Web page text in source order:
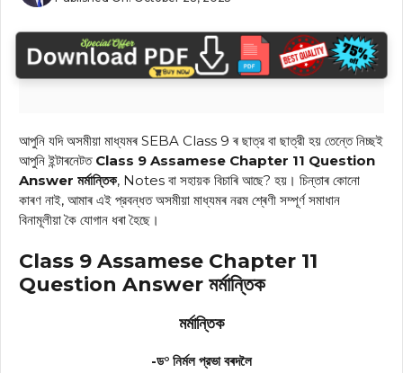
আপুনি যদি অসমীয়া মাধ্যমৰ SEBA Class 9 ৰ ছাত্র বা ছাত্রী হয় তেন্তে নিচ্ছই
আপুনি ইন্টাৰনেটত Class 9 Assamese Chapter 11 Question
Answer মর্মান্তিক, Notes বা সহায়ক বিচাৰি আছে? হয়। চিন্তাৰ কোনো
কাৰণ নাই, আমাৰ এই প্রবন্ধত অসমীয়া মাধ্যমৰ নৱম শ্ৰেণী সম্পূৰ্ণ সমাধান
বিনামূলীয়া কৈ যোগান ধৰা হৈছে।
Class 9 Assamese Chapter 11
Question Answer মর্মান্তিক
মর্মান্তিক
-ড° নির্মল প্রভা বৰদলৈ